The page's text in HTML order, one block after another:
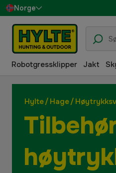
Norge
Sverige
Danmark
Suomi
Robotgressklipper Jakt
Hylte/ Hage/